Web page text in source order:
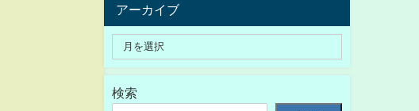
アーカイブ
検索